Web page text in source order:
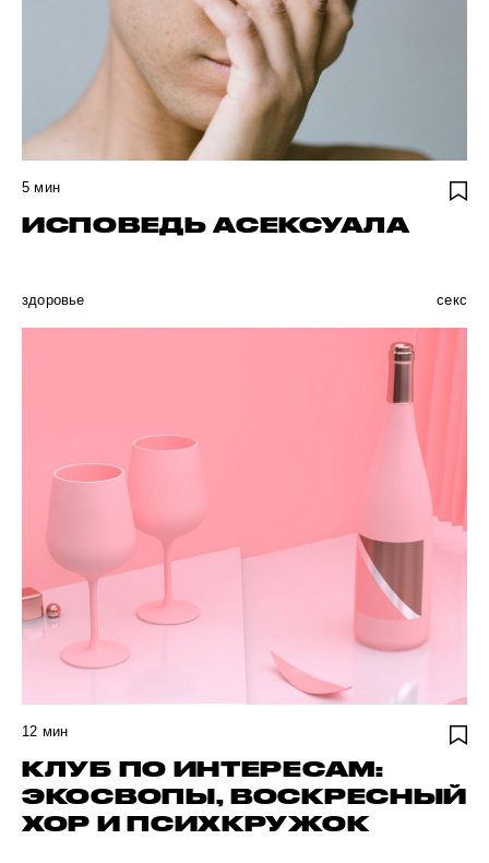
5 мин
ИСПОВЕДЬ АСЕКСУАЛА
здоровье секс
12 мин
КЛУБ ПО ИНТЕРЕСАМ:
ЭКОСВОПЫ, ВОСКРЕСНЫЙ
ХОР И ПСИХКРУЖОК